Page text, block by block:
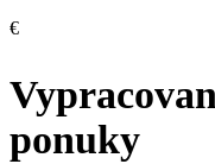
€
ponuky